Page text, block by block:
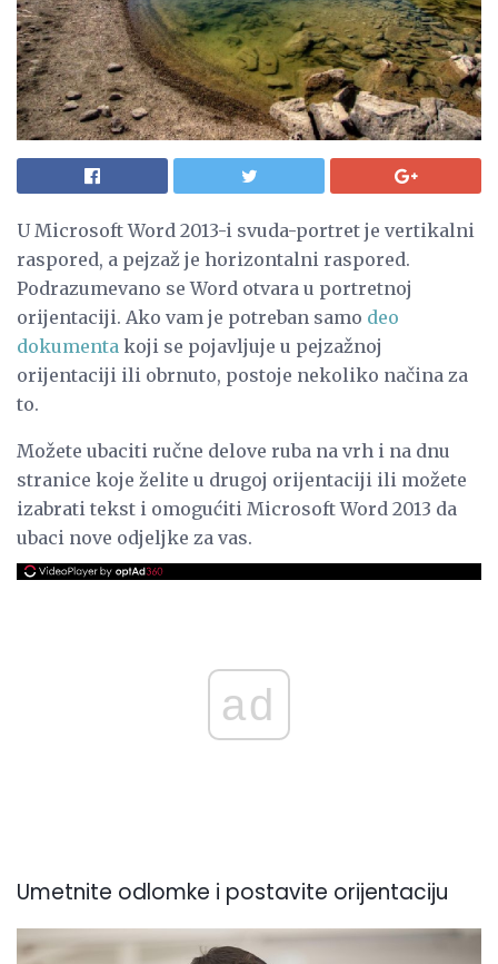
U Microsoft Word 2013-i svuda-portret je vertikalni
raspored, a pejzaž je horizontalni raspored.
Podrazumevano se Word otvara u portretnoj
orijentaciji. Ako vam je potreban samo deo
dokumenta koji se pojavljuje u pejzažnoj
orijentaciji ili obrnuto, postoje nekoliko načina za
to.
Možete ubaciti ručne delove ruba na vrh i na dnu
stranice koje želite u drugoj orijentaciji ili možete
izabrati tekst i omogućiti Microsoft Word 2013 da
ubaci nove odjeljke za vas.
ad
Umetnite odlomke i postavite orijentaciju